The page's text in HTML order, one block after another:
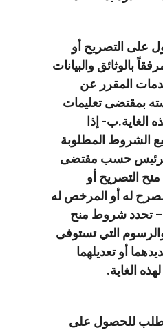
على التصريح أو
بالوثائق والبيانات
المقرر عن
بمقتضى تعليمات
الغاية.ب- إذا
الشروط المطلوبة
حسب مقتضى
التصريح أو
له أو المرخص له
– تحدد شروط منح
التي تستوفى
أو تعديلهما
الغاية.
للحصول على